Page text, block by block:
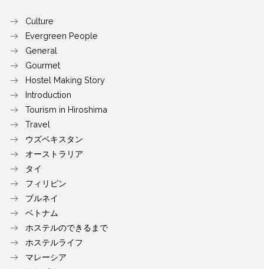
Culture
Evergreen People
General
Gourmet
Hostel Making Story
Introduction
Tourism in Hiroshima
Travel
ウズベキスタン
オーストラリア
タイ
フィリピン
ブルネイ
ベトナム
ホステルのできるまで
ホステルライフ
マレーシア